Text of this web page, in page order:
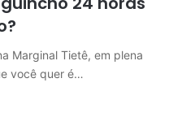
Marginal Tietê, em plena
você quer é…